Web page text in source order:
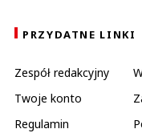
PRZYDATNE LINKI
Zespół redakcyjny
Twoje konto
Regulamin